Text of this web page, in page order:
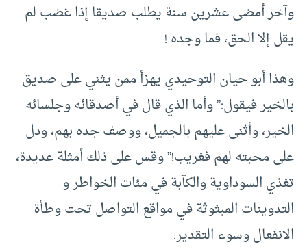
وآخر أمضى عشرين سنة يطلب صديقا إذا غضب لم
يقل إلا الحق، فما وجده !
وهذا أبو حيان التوحيدي يهزأ ممن يثني على صديق
بالخير فيقول:” وأما الذي قال في أصدقائه وجلسائه
الخير، وأثنى عليهم بالجميل، ووصف جده بهم، ودل
على محبته لهم فغريب!” وقس على ذلك أمثلة عديدة،
تغذي السوداوية والكآبة في مئات الخواطر و
التدوينات المبثوثة في مواقع التواصل تحت وطأة
الانفعال وسوء التقدير.